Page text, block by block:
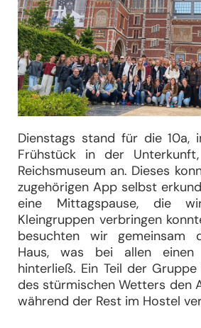
Dienstags stand für die 10a,
Frühstück in der
Reichsmuseum an. Dieses
zugehörigen App selbst
eine Mittagspause, die
Kleingruppen verbringen
besuchten wir gemeinsam
Haus, was bei allen einen
hinterließ. Ein Teil der
des stürmischen Wetters den
während der Rest im Hostel